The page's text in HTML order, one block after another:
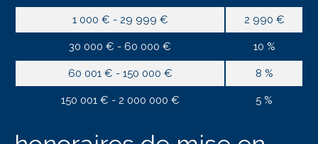
1 000 € - 29 999 € 2 990 €
30 000 € - 60 000 € 10 %
60 001 € - 150 000 € 8 %
150 001 € - 2 000 000 € 5 %